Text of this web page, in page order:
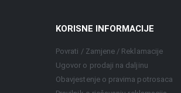
KORISNE INFORMACIJE
Povrati / Zamjene / Reklamacije
Ugovor o prodaji na daljinu
Obavjestenje o pravima potrosaca